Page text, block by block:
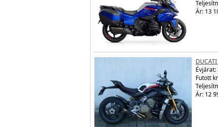
Ár: 13
DUCATI
Évjárat:
Futott
Ár: 12